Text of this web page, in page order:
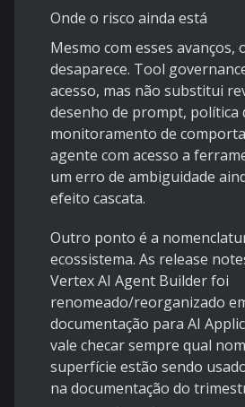
Onde o risco ainda está
Mesmo com esses avanços,
desaparece. Tool
acesso, mas não substitui
desenho de prompt, política
monitoramento de
agente com acesso a
um erro de ambiguidade
efeito cascata.
Outro ponto é a
ecossistema. As release
Vertex AI Agent Builder foi
renomeado/reorganizado
documentação para AI
vale checar sempre qual
superfície estão sendo
na documentação do